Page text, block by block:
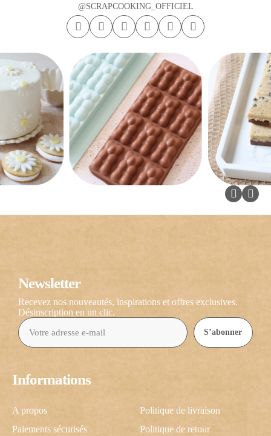
@SCRAPCOOKING_OFFICIEL
Informations
A propos
Paiements sécurisés
Politique de livraison
Politique de retour
Newsletter
Recevez nos nouveautés, inspirations et offres exclusives.
Désinscription en un clic.
S’abonner